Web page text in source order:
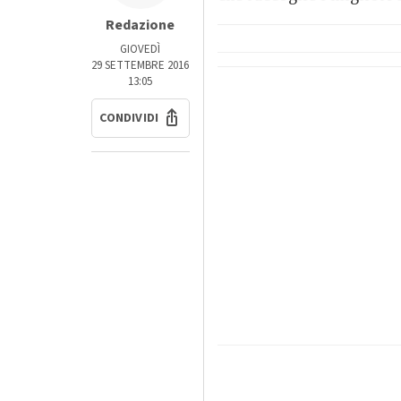
Redazione
GIOVEDÌ
29 SETTEMBRE 2016
13:05
CONDIVIDI